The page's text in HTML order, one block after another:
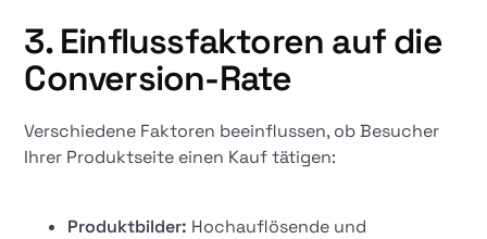
3. Einflussfaktoren auf die
Conversion-Rate
Verschiedene Faktoren beeinflussen, ob Besucher
Ihrer Produktseite einen Kauf tätigen:
Produktbilder: Hochauflösende und